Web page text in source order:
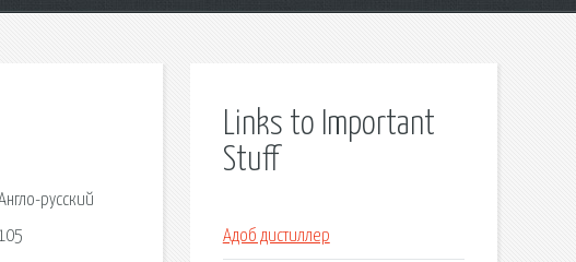
русский
Links to Important
Stuff
Адоб дистиллер